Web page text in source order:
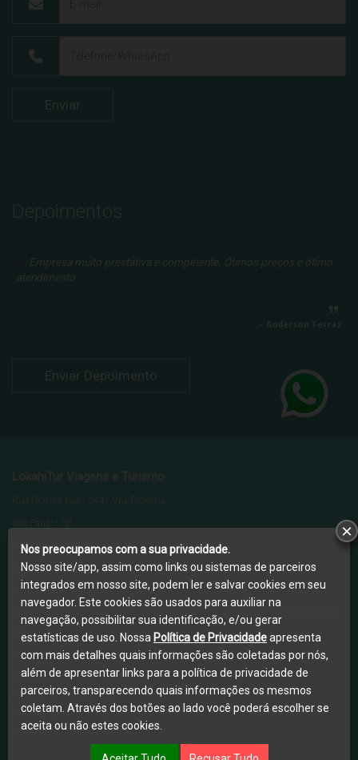
Depoimentos
Empresa muito prestativa e competente. Ótimos preços e ótimo
atendimento
- Anderson Ferraz
CEP:02671-090
Tel.:(11) 2305-9222
E-mail:lokahitur@lokahitur.com.br
LOKAHITUR VIAGENS E TURISMO LTDA CNPJ:
Cadastur:08227208000150
Condições Gerais / Contratos
Política de Privacidade
Meus Dados Pessoais
Direitos do Consumidor
Nos preocupamos com a sua privacidade.
Nosso site/app, assim como links ou sistemas de parceiros
integrados em nosso site, podem ler e salvar cookies em seu
navegador. Este cookies são usados para auxiliar na
navegação, possibilitar sua identificação, e/ou gerar
estatísticas de uso. Nossa Política de Privacidadeapresenta
com mais detalhes quais informações são coletadas por nós,
além de apresentar links para a política de privacidade de
parceiros, transparecendo quais informações os mesmos
coletam. Através dos botões ao lado você poderá escolher se
aceita ou não estes cookies.
×